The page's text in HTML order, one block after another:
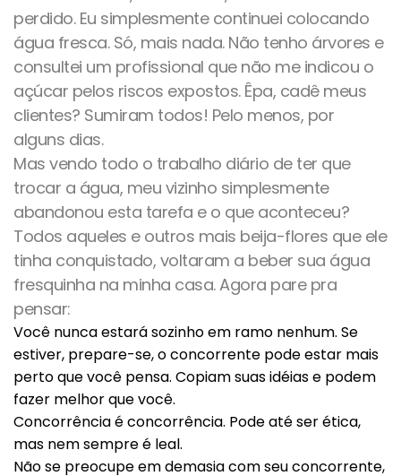
perdido. Eu simplesmente continuei colocando
água fresca. Só, mais nada. Não tenho árvores e
consultei um profissional que não me indicou o
açúcar pelos riscos expostos. Êpa, cadê meus
clientes? Sumiram todos! Pelo menos, por
alguns dias.
Mas vendo todo o trabalho diário de ter que
trocar a água, meu vizinho simplesmente
abandonou esta tarefa e o que aconteceu?
Todos aqueles e outros mais beija-flores que ele
tinha conquistado, voltaram a beber sua água
fresquinha na minha casa. Agora pare pra
pensar:
Você nunca estará sozinho em ramo nenhum. Se
estiver, prepare-se, o concorrente pode estar mais
perto que você pensa. Copiam suas idéias e podem
fazer melhor que você.
Concorrência é concorrência. Pode até ser ética,
mas nem sempre é leal.
Não se preocupe em demasia com seu concorrente,